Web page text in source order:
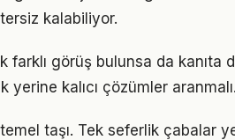
kalabiliyor.
görüş bulunsa da kanıta
yerine kalıcı çözümler aranmalı.
taşı. Tek seferlik çabalar